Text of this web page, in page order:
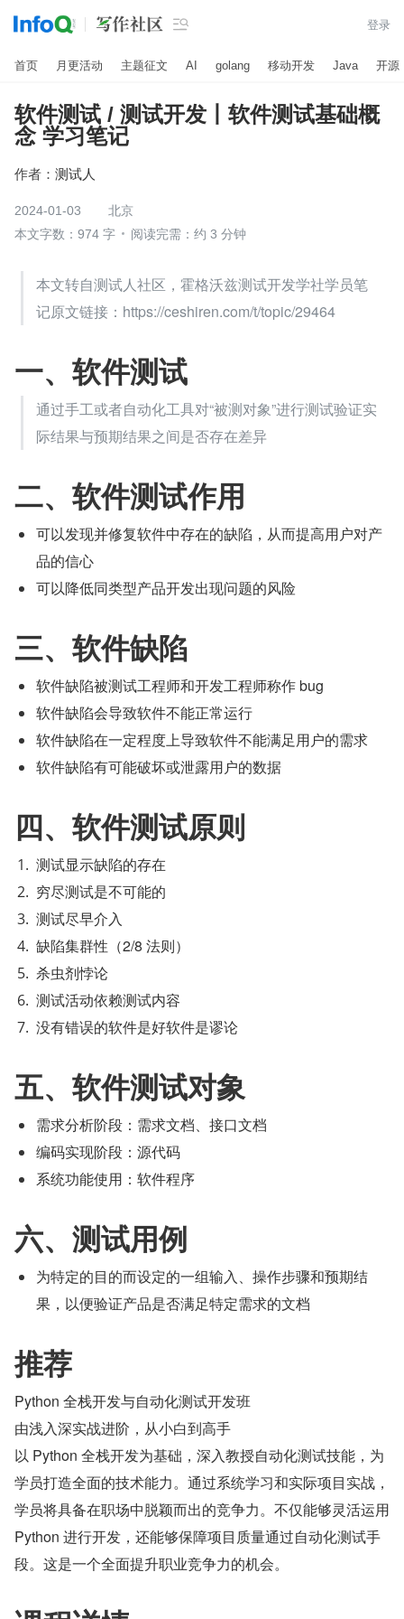
 登录
首页 月更活动 主题征文 AI golang 移动开发 Java 开源
软件测试 / 测试开发丨软件测试基础概
念 学习笔记
作者： 测试人
2024-01-03
北京
本文字数：974 字
阅读完需：约 3 分钟
本文转自测试人社区，霍格沃兹测试开发学社学员笔
记原文链接：https://ceshiren.com/t/topic/29464
一、软件测试
通过手工或者自动化工具对“被测对象”进行测试验证实
际结果与预期结果之间是否存在差异
二、软件测试作用
可以发现并修复软件中存在的缺陷，从而提高用户对产
品的信心
可以降低同类型产品开发出现问题的风险
三、软件缺陷
软件缺陷被测试工程师和开发工程师称作 bug
软件缺陷会导致软件不能正常运行
软件缺陷在一定程度上导致软件不能满足用户的需求
软件缺陷有可能破坏或泄露用户的数据
四、软件测试原则
测试显示缺陷的存在
穷尽测试是不可能的
测试尽早介入
缺陷集群性（2/8 法则）
杀虫剂悖论
测试活动依赖测试内容
没有错误的软件是好软件是谬论
五、软件测试对象
需求分析阶段：需求文档、接口文档
编码实现阶段：源代码
系统功能使用：软件程序
六、测试用例
为特定的目的而设定的一组输入、操作步骤和预期结
果，以便验证产品是否满足特定需求的文档
推荐
Python 全栈开发与自动化测试开发班
由浅入深实战进阶，从小白到高手
以 Python 全栈开发为基础，深入教授自动化测试技能，为
学员打造全面的技术能力。通过系统学习和实际项目实战，
学员将具备在职场中脱颖而出的竞争力。不仅能够灵活运用
Python 进行开发，还能够保障项目质量通过自动化测试手
段。这是一个全面提升职业竞争力的机会。